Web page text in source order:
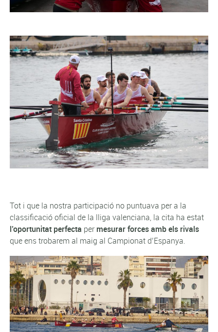
Tot i que la nostra participació no puntuava per a la
classificació oficial de la lliga valenciana, la cita ha estat
l’oportunitat perfecta permesurar forces amb els rivals
que ens trobarem al maig al Campionat d’Espanya.